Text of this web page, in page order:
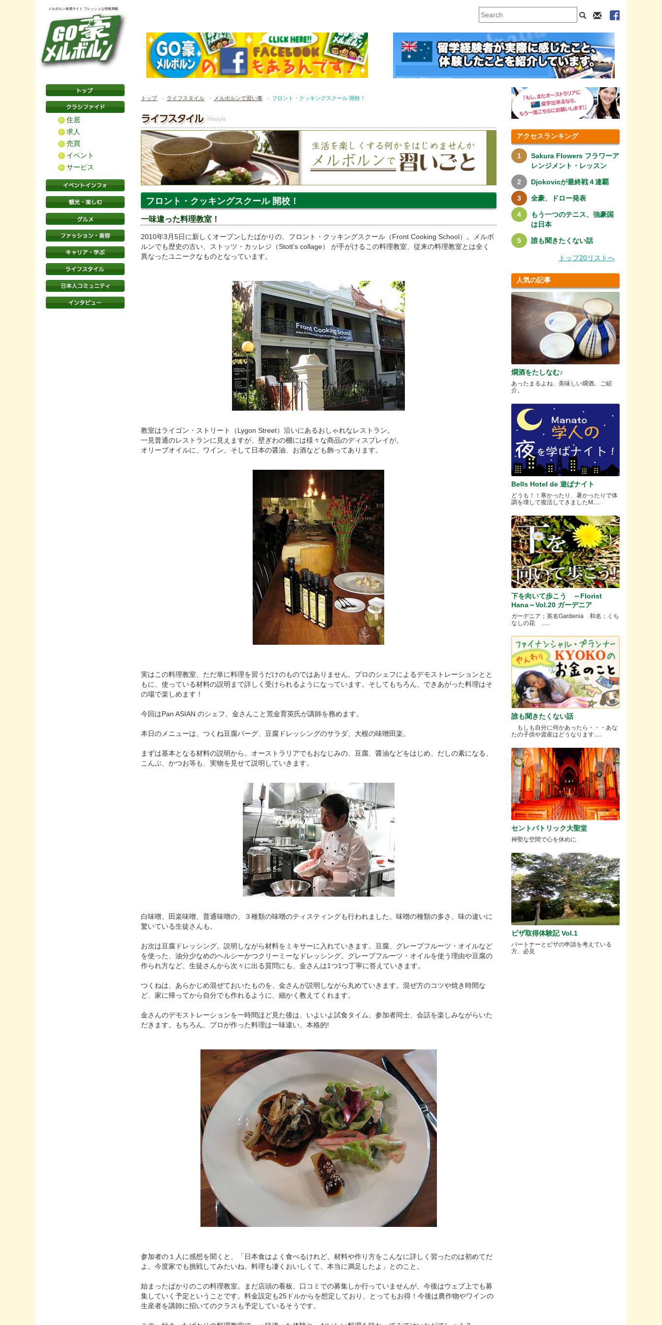
メルボルン体感サイト フレッシュな情報満載
住居
求人
売買
イベント
サービス
トップ ライフスタイル メルボルンで習い事 フロント・クッキングスクール 開校！
フロント・クッキングスクール 開校！
一味違った料理教室！
2010年3月5日に新しくオープンしたばかりの、フロント・クッキングスクール（Front Cooking School）。メルボ
ルンでも歴史の古い、ストッツ・カッレジ（Stott’s collage） が手がけるこの料理教室、従来の料理教室とは全く
異なったユニークなものとなっています。
教室はライゴン・ストリート（Lygon Street）沿いにあるおしゃれなレストラン。
一見普通のレストランに見えますが、壁ぎわの棚には様々な商品のディスプレイが。
オリーブオイルに、ワイン、そして日本の醤油、お酒なども飾ってあります。
実はこの料理教室、ただ単に料理を習うだけのものではありません。プロのシェフによるデモストレーションとと
もに、使っている材料の説明まで詳しく受けられるようになっています。そしてもちろん、できあがった料理はそ
の場で楽しめます！
今回はPan ASIAN のシェフ、金さんこと荒金育英氏が講師を務めます。
本日のメニューは、つくね豆腐バーグ、豆腐ドレッシングのサラダ、大根の味噌田楽。
まずは基本となる材料の説明から。オーストラリアでもおなじみの、豆腐、醤油などをはじめ、だしの素になる、
こんぶ、かつお等も、実物を見せて説明していきます。
白味噌、田楽味噌、普通味噌の、３種類の味噌のティスティングも行われました。味噌の種類の多さ、味の違いに
驚いている生徒さんも。
お次は豆腐ドレッシング。説明しながら材料をミキサーに入れていきます。豆腐、グレープフルーツ・オイルなど
を使った、油分少なめのヘルシーかつクリーミーなドレッシング。グレープフルーツ・オイルを使う理由や豆腐の
作られ方など、生徒さんから次々に出る質問にも、金さんは1つ1つ丁寧に答えていきます。
つくねは、あらかじめ混ぜておいたものを、金さんが説明しながら丸めていきます。混ぜ方のコツや焼き時間な
ど、家に帰ってから自分でも作れるように、細かく教えてくれます。
金さんのデモストレーションを一時間ほど見た後は、いよいよ試食タイム。参加者同士、会話を楽しみながらいた
だきます。もちろん、プロが作った料理は一味違い、本格的!
参加者の１人に感想を聞くと、「日本食はよく食べるけれど、材料や作り方をこんなに詳しく習ったのは初めてだ
よ。今度家でも挑戦してみたいね。料理も凄くおいしくて、本当に満足したよ」とのこと。
始まったばかりのこの料理教室。まだ店頭の看板、口コミでの募集しか行っていませんが、今後はウェブ上でも募
集していく予定ということです。料金設定も25ドルからを想定しており、とってもお得！今後は農作物やワインの
生産者を講師に招いてのクラスも予定しているそうです。
アクセスランキング
Sakura Flowers フラワーア
レンジメント・レッスン
Djokovicが最終戦４連覇
全豪、ドロー発表
もう一つのテニス、強豪国
は日本
誰も聞きたくない話
トップ20リストへ
人気の記事
燗酒をたしなむ♪
あったまるよね、美味しい燗酒。ご紹
介。
Bells Hotel de 遊ばナイト
どうも！！寒かったり、暑かったりで体
調を壊して復活してきましたM.....
下を向いて歩こう ～Florist
Hana～Vol.20 ガーデニア
ガーデニア；英名Gardenia 和名；くち
なしの花 .....
誰も聞きたくない話
もしも自分に何かあったら・・・あな
たの子供や資産はどうなります.....
セントパトリック大聖堂
神聖な空間で心を休めに
ビザ取得体験記 Vol.1
パートナーとビザの申請を考えている
方、必見